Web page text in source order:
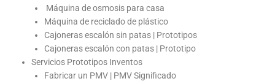
Máquina de osmosis para casa
Máquina de reciclado de plástico
Cajoneras escalón sin patas | Prototipos
Cajoneras escalón con patas | Prototipo
Servicios Prototipos Inventos
Fabricar un PMV | PMV Significado